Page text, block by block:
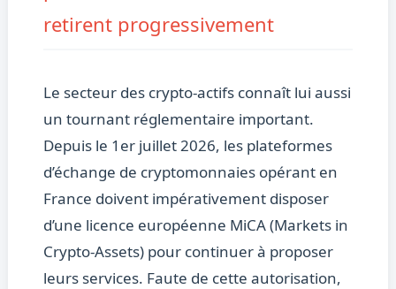
retirent progressivement
Le secteur des crypto-actifs connaît lui aussi
un tournant réglementaire important.
Depuis le 1er juillet 2026, les plateformes
d’échange de cryptomonnaies opérant en
France doivent impérativement disposer
d’une licence européenne MiCA (Markets in
Crypto-Assets) pour continuer à proposer
leurs services. Faute de cette autorisation,